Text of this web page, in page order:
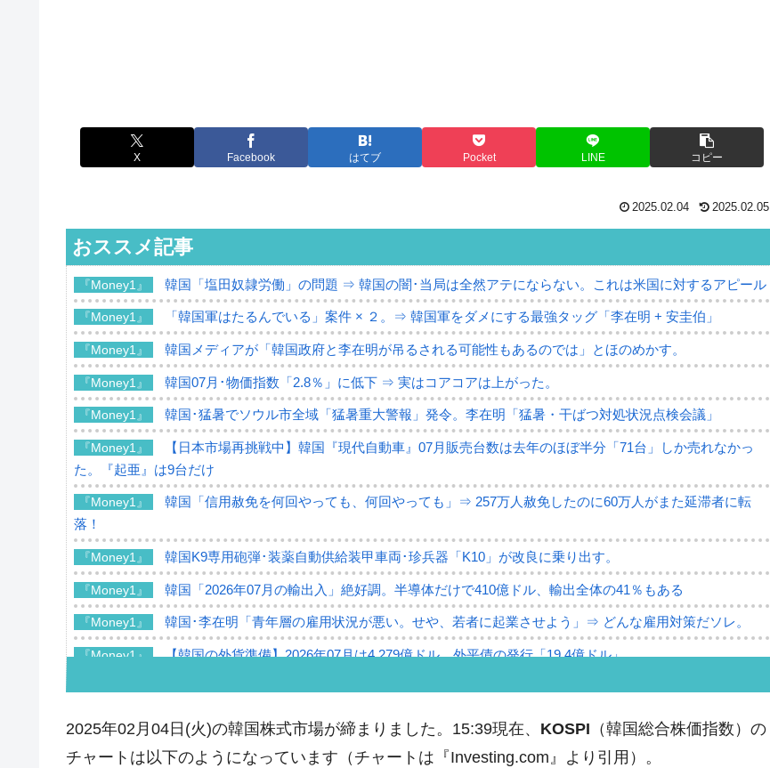
X Facebook はてブ Pocket LINE コピー
2025.02.04 2025.02.05
おススメ記事
『Money1』 韓国「塩田奴隷労働」の問題 ⇒ 韓国の闇･当局は全然アテにならない。これは米国に対するアピール
『Money1』 「韓国軍はたるんでいる」案件 × ２。⇒ 韓国軍をダメにする最強タッグ「李在明 + 安圭伯」
『Money1』 韓国メディアが「韓国政府と李在明が吊るされる可能性もあるのでは」とほのめかす。
『Money1』 韓国07月･物価指数「2.8％」に低下 ⇒ 実はコアコアは上がった。
『Money1』 韓国･猛暑でソウル市全域「猛暑重大警報」発令。李在明「猛暑・干ばつ対処状況点検会議」
『Money1』
【日本市場再挑戦中】韓国『現代自動車』07月販売台数は去年のほぼ半分「71台」しか売れなかっ
た。『起亜』は9台だけ
『Money1』
韓国「信用赦免を何回やっても、何回やっても」⇒ 257万人赦免したのに60万人がまた延滞者に転
落！
『Money1』 韓国K9専用砲弾･装薬自動供給装甲車両･珍兵器「K10」が改良に乗り出す。
『Money1』 韓国「2026年07月の輸出入」絶好調。半導体だけで410億ドル、輸出全体の41％もある
『Money1』 韓国･李在明「青年層の雇用状況が悪い。せや、若者に起業させよう」⇒ どんな雇用対策だソレ。
『Money1』 【韓国の外貨準備】2026年07月は4,279億ドル。外平債の発行「19.4億ドル」
『Money1』 韓国･李在明さっそく不動産対策で浅薄な発言。
『Money1』 韓国は「中国と同じく」投資に不適格な国だ。
2025年02月04日(火)の韓国株式市場が締まりました。15:39現在、 KOSPI （韓国総合株価指数）の
チャートは以下のようになっています（チャートは『Investing.com』より引用）。